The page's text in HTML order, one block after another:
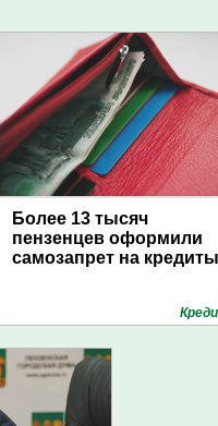
Более 13 тысяч
пензенцев оформили
самозапрет на кредиты